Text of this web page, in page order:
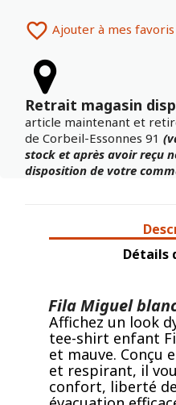
 Ajouter à mes favoris
Retrait magasin
article maintenant et
de Corbeil-Essonnes 91
stock et après avoir reçu
disposition de votre
Détails
Fila Miguel
Affichez un look
tee-shirt enfant
et mauve. Conçu
et respirant, il
confort, liberté